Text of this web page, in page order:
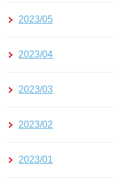
2023/05
2023/04
2023/03
2023/02
2023/01